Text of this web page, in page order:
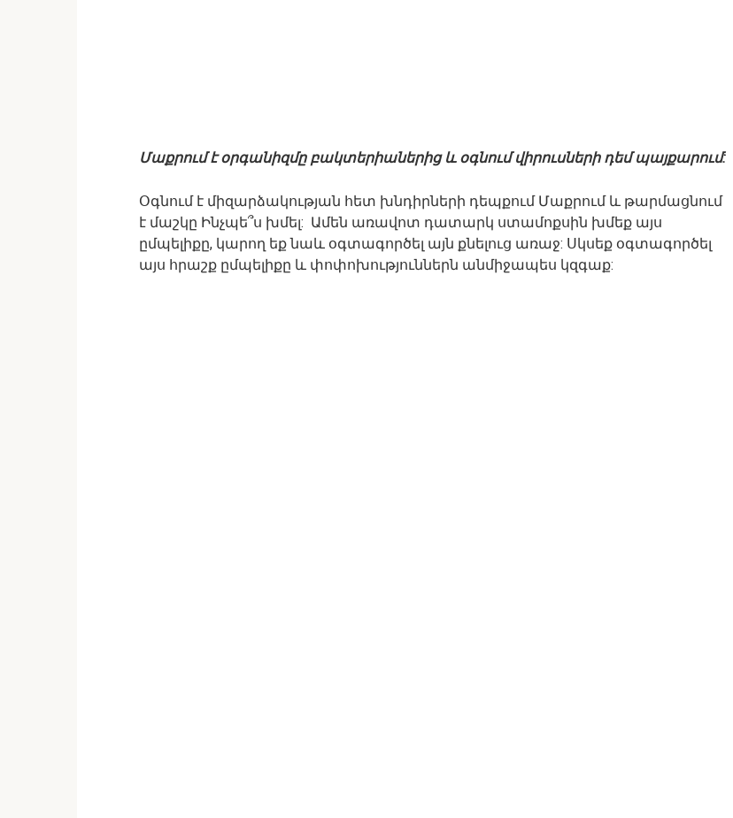
Մաքրում է օրգանիզմը բակտերիաներից և օգնում վիրուսների դեմ պայքարում:
Օգնում է միզարձակության հետ խնդիրների դեպքում Մաքրում և թարմացնում
է մաշկը Ինչպե՞ս խմել: Ամեն առավոտ դատարկ ստամոքսին խմեք այս
ըմպելիքը, կարող եք նաև օգտագործել այն քնելուց առաջ: Սկսեք օգտագործել
այս հրաշք ըմպելիքը և փոփոխություններն անմիջապես կզգաք: